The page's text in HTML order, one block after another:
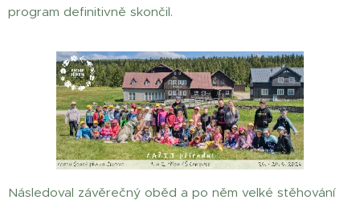
program definitivně skončil.
Následoval závěrečný oběd a po něm velké stěhování